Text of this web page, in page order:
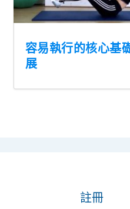
容易執行的核心基
展
註冊